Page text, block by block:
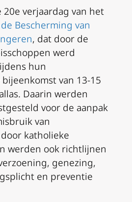
20e verjaardag van het
Bescherming van
, dat door de
werd
hun
van 13-15
Daarin werden
voor de aanpak
van
katholieke
werden ook richtlijnen
genezing,
en preventie